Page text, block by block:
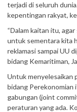
terjadi di seluruh
kepentingan rakyat,
“‎Dalam kaitan itu,
untuk sementara kita
reklamasi sampai UU
bidang Kemaritiman,
Untuk menyelesaikan
bidang
gabungan (joint
peraturan yang ada.